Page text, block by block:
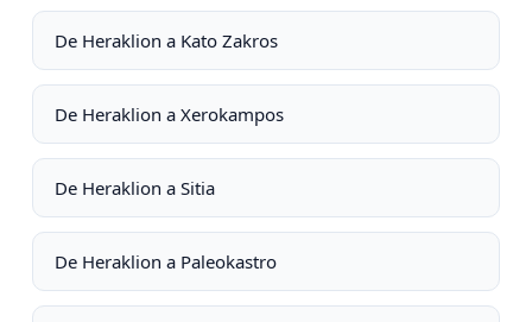
De Heraklion a Kato Zakros
De Heraklion a Xerokampos
De Heraklion a Sitia
De Heraklion a Paleokastro